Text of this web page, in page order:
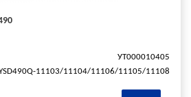
УТ000010405
11103/11104/11106/11105/11108